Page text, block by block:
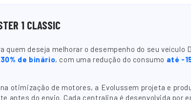
1 CLASSIC
quem deseja melhorar o desempenho do seu veículo
de binário, com uma redução do consumo até -
otimização de motores, a Evolussem projeta e
do envio. Cada centralina é desenvolvida por